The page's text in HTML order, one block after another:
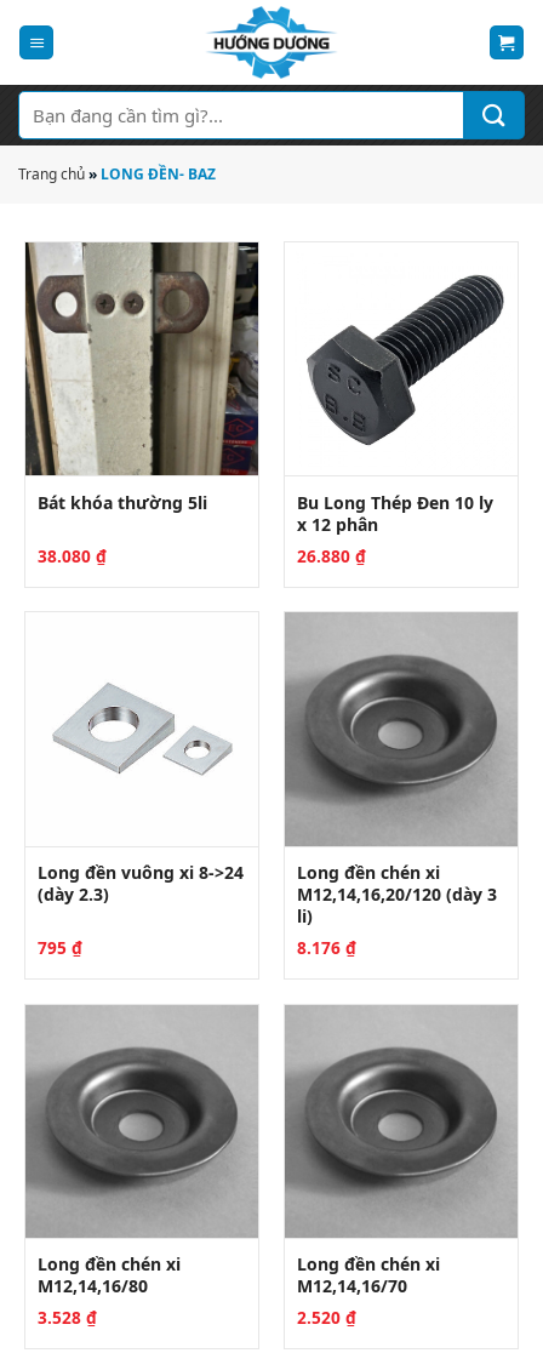
qua
dung
Tìm
kiếm:
Trang chủ» LONG ĐỀN- BAZ
Bát khóa thường 5li
38.080 ₫
Bu Long Thép Đen 10 ly
x 12 phân
26.880 ₫
Long đền vuông xi 8->24
(dày 2.3)
795 ₫
Long đền chén xi
M12,14,16,20/120 (dày 3
li)
8.176 ₫
Long đền chén xi
M12,14,16/80
3.528 ₫
Long đền chén xi
M12,14,16/70
2.520 ₫